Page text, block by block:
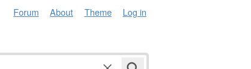
Forum About Theme Log in